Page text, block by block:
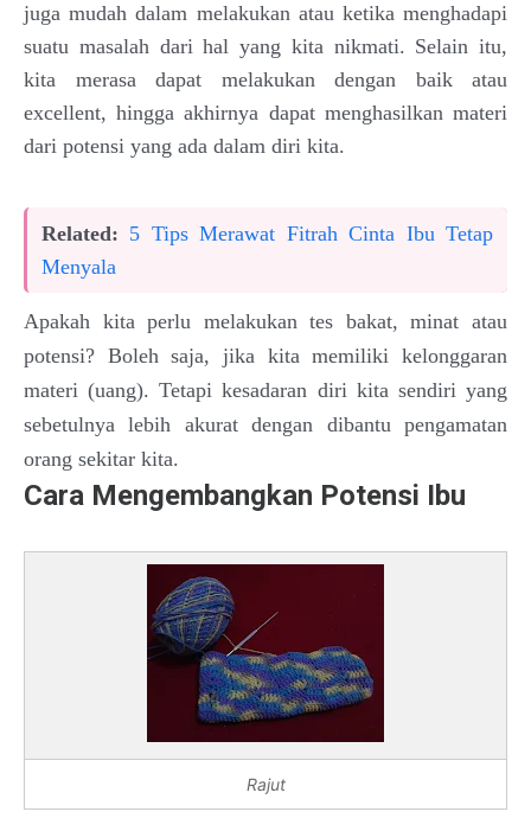
juga mudah dalam melakukan atau ketika menghadapi
suatu masalah dari hal yang kita nikmati. Selain itu,
kita merasa dapat melakukan dengan baik atau
excellent, hingga akhirnya dapat menghasilkan materi
dari potensi yang ada dalam diri kita.
Related: 5 Tips Merawat Fitrah Cinta Ibu Tetap
Menyala
Apakah kita perlu melakukan tes bakat, minat atau
potensi? Boleh saja, jika kita memiliki kelonggaran
materi (uang). Tetapi kesadaran diri kita sendiri yang
sebetulnya lebih akurat dengan dibantu pengamatan
orang sekitar kita.
Cara Mengembangkan Potensi Ibu
Rajut